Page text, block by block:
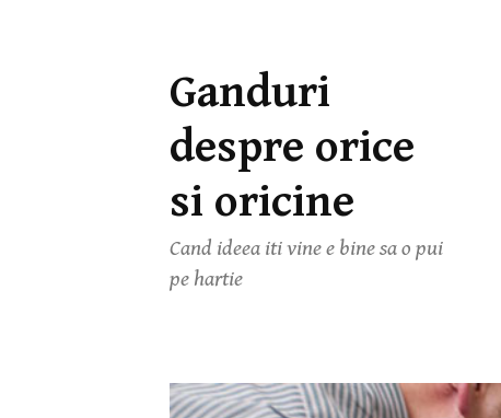
Skip
to
content
Ganduri
despre orice
si oricine
Cand ideea iti vine e bine sa o pui
pe hartie